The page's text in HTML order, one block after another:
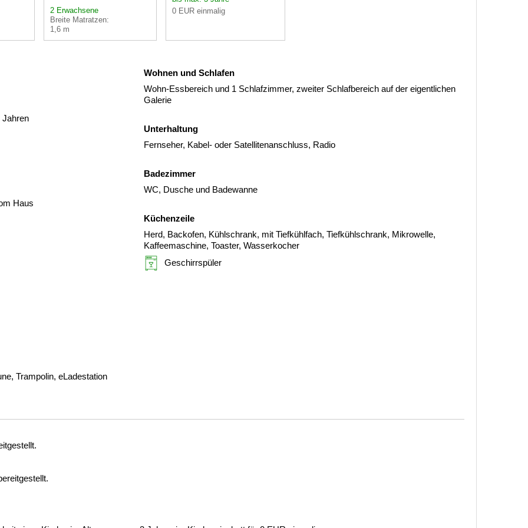
2 Erwachsene
Breite Matratzen:
1,6 m
0 EUR einmalig
Jahren
Haus
Trampolin, eLadestation
Wohnen und Schlafen
Wohn-Essbereich und 1 Schlafzimmer, zweiter Schlafbereich auf der eigentlichen
Galerie
Unterhaltung
Fernseher, Kabel- oder Satellitenanschluss, Radio
Badezimmer
WC, Dusche und Badewanne
Küchenzeile
Herd, Backofen, Kühlschrank, mit Tiefkühlfach, Tiefkühlschrank, Mikrowelle,
Kaffeemaschine, Toaster, Wasserkocher
Geschirrspüler